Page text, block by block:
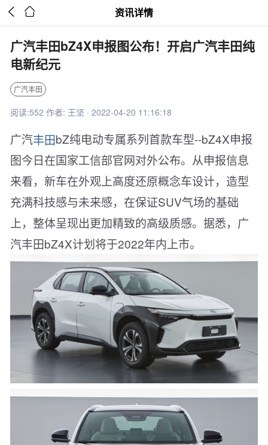
  资讯详情
广汽丰田bZ4X申报图公布！开启广汽丰田纯
电新纪元
广汽丰田
阅读:552 作者: 王坚 · 2022-04-20 11:16:18
广汽丰田bZ纯电动专属系列首款车型--bZ4X申报
图今日在国家工信部官网对外公布。从申报信息
来看，新车在外观上高度还原概念车设计，造型
充满科技感与未来感，在保证SUV气场的基础
上，整体呈现出更加精致的高级质感。据悉，广
汽丰田bZ4X计划将于2022年内上市。